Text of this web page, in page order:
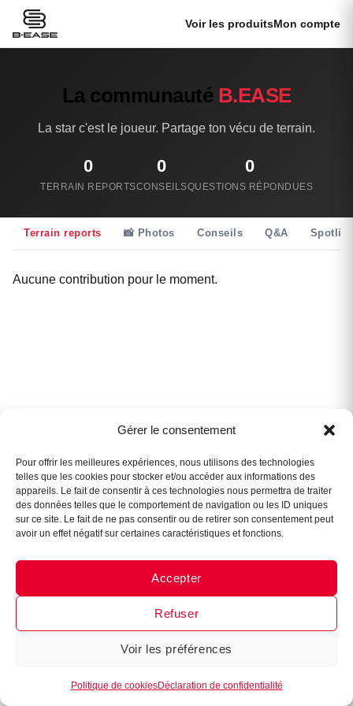
Gérer le consentement
Pour offrir les meilleures expériences, nous utilisons des technologies
telles que les cookies pour stocker et/ou accéder aux informations des
appareils. Le fait de consentir à ces technologies nous permettra de traiter
des données telles que le comportement de navigation ou les ID uniques
sur ce site. Le fait de ne pas consentir ou de retirer son consentement peut
avoir un effet négatif sur certaines caractéristiques et fonctions.
Accepter
Refuser
Voir les préférences
Politique de cookiesDéclaration de confidentialité
Voir les produitsMon compte
La communauté B.EASE
La star c'est le joueur. Partage ton vécu de terrain.
0
TERRAIN REPORTS
0
CONSEILS
0
QUESTIONS RÉPONDUES
Terrain reports 📸 Photos Conseils Q&A
Aucune contribution pour le moment.
© 2026 B.EASE — Tous droits réservés
Ce site est protégé par reCAPTCHA. La politique de confidentialité
et les
conditions d’utilisation
de Google s’appliquent.